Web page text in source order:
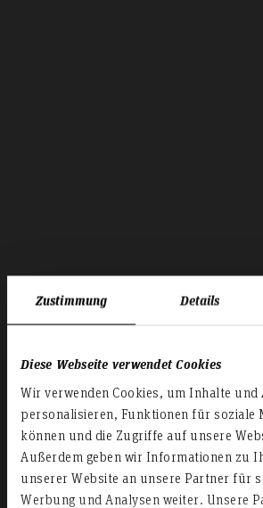
Zustimmung Details
Diese Webseite verwendet Cookies
Wir verwenden Cookies, um Inhalte und
personalisieren, Funktionen für soziale
können und die Zugriffe auf unsere
Außerdem geben wir Informationen zu
unserer Website an unsere Partner für
Werbung und Analysen weiter. Unsere
TALENTE
ERGREIFE
INITIATIVE!